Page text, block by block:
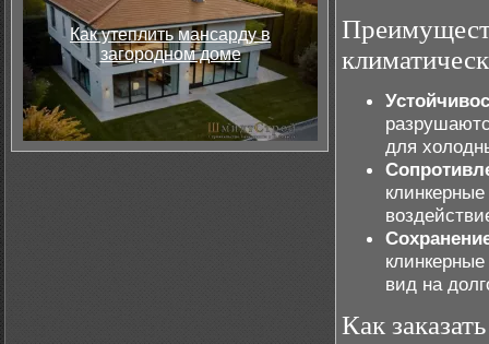
Как утеплить мансарду в
загородном доме
для
вид на
Как